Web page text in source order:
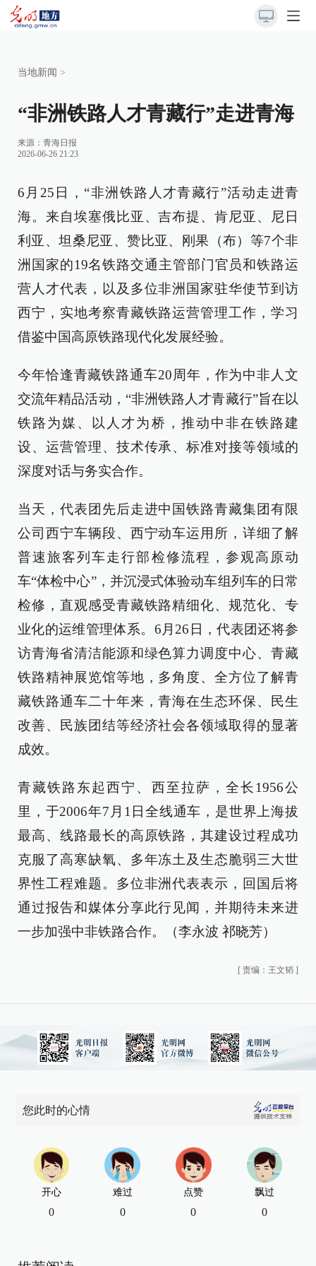
当地新闻 >
“非洲铁路人才青藏行”走进青海
来源： 青海日报
2026-06-26 21:23
6月25日，“非洲铁路人才青藏行”活动走进青
海。来自埃塞俄比亚、吉布提、肯尼亚、尼日
利亚、坦桑尼亚、赞比亚、刚果（布）等7个非
洲国家的19名铁路交通主管部门官员和铁路运
营人才代表，以及多位非洲国家驻华使节到访
西宁，实地考察青藏铁路运营管理工作，学习
借鉴中国高原铁路现代化发展经验。
今年恰逢青藏铁路通车20周年，作为中非人文
交流年精品活动，“非洲铁路人才青藏行”旨在以
铁路为媒、以人才为桥，推动中非在铁路建
设、运营管理、技术传承、标准对接等领域的
深度对话与务实合作。
当天，代表团先后走进中国铁路青藏集团有限
公司西宁车辆段、西宁动车运用所，详细了解
普速旅客列车走行部检修流程，参观高原动
车“体检中心”，并沉浸式体验动车组列车的日常
检修，直观感受青藏铁路精细化、规范化、专
业化的运维管理体系。6月26日，代表团还将参
访青海省清洁能源和绿色算力调度中心、青藏
铁路精神展览馆等地，多角度、全方位了解青
藏铁路通车二十年来，青海在生态环保、民生
改善、民族团结等经济社会各领域取得的显著
成效。
青藏铁路东起西宁、西至拉萨，全长1956公
里，于2006年7月1日全线通车，是世界上海拔
最高、线路最长的高原铁路，其建设过程成功
克服了高寒缺氧、多年冻土及生态脆弱三大世
界性工程难题。多位非洲代表表示，回国后将
通过报告和媒体分享此行见闻，并期待未来进
一步加强中非铁路合作。（李永波 祁晓芳）
[ 责编：王文韬 ]
您此时的心情
开心
0
难过
0
点赞
0
飘过
0